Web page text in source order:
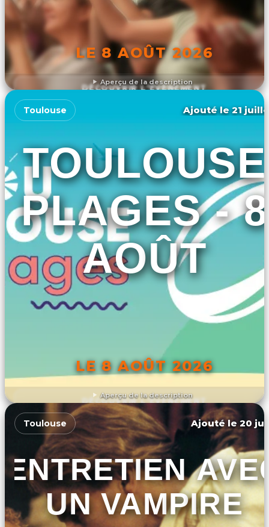
Aperçu de la description
LE 8 AOÛT 2026
DÉCOUVRIR L'ÉVÉNEMENT
Aperçu de la description
Toulouse Ajouté le 21
TOULOUSE
PLAGES - 8
AOÛT
LE 8 AOÛT 2026
DÉCOUVRIR L'ÉVÉNEMENT
Toulouse Ajouté le 20
ENTRETIEN
UN VAMPIRE